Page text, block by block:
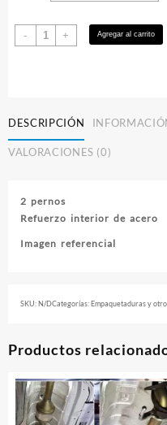
-
Empaquetaduras
3"
+ Agregar al carrito
DESCRIPCIÓN
VALORACIONES (0)
2 pernos
Refuerzo interior de acero
Imagen referencial
SKU:N/DCategorías:Empaquetaduras y
Productos